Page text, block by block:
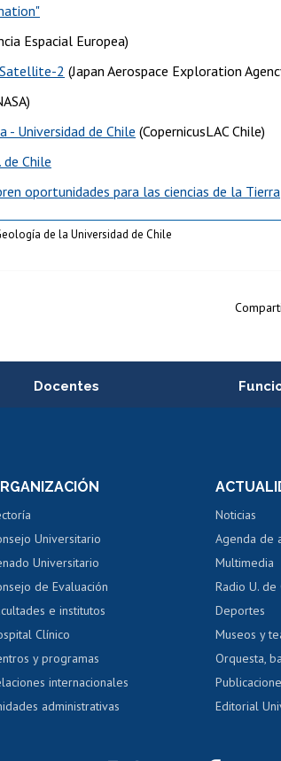
Espacial Europea)
2 (Japan Aerospace Exploration
- Universidad de Chile (CopernicusLAC Chile)
Chile
oportunidades para las ciencias de la Tierra
de la Universidad de Chile
Docentes
Perfeccionamiento
Evaluación docente
Calificación académica
Postulación al AUCAI
Portal
Acoso
Universitario
Universitario
de Evaluación
e institutos
Clínico
y programas
internacionales
administrativas
Noticias
Agenda de
Multimedia
Radio U. de
Deportes
Museos y
Orquesta,
Editorial